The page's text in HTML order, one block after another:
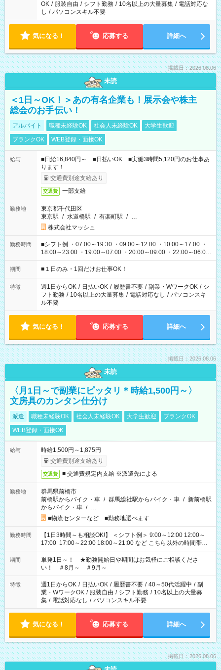
OK / 服装自由 / シフト勤務 / 10名以上の大量募集 / 電話対応な
し / パソコンスキル不要
気になる！ 応募する 詳細へ
掲載日：2026.08.06
未読
＜1日～OK！＞あの有名企業も！展示会や株主
総会のお手伝い！
アルバイト 職種未経験OK 社会人未経験OK
大学生歓迎
ブランクOK
WEB登録・面接OK
給与
■日給16,840円～ ■日払いOK ■実働3時間5,120円のお仕事あ
ります！
交通費別途支給あり
交通費 一部支給
勤務地
東京都千代田区
東京駅 / 水道橋駅 / 有楽町駅 / …
株式会社マッシュ
勤務時間
■シフト例 ・07:00～19:30 ・09:00～12:00 ・10:00～17:00 ・
18:00～23:00 ・19:00～07:00 ・20:00～09:00 ・22:00～06:00
etc ★最短で3時間で5,120円のお仕事から 15時間で2万円近く稼
げるお仕事も！ ご希望のお時間に合わせてご紹介！ ※シフトは
ください！
期間 ■１日のみ・1回だけお仕事OK！
特徴 週1日からOK / 日払いOK / 履歴書不要 / 副業・WワークOK / シ
フト勤務 / 10名以上の大量募集 / 電話対応なし / パソコンスキ
ル不要
気になる！ 応募する 詳細へ
掲載日：2026.08.06
未読
〈月1日～で副業にピッタリ＊時給1,500円～〉
文房具のカンタン仕分け
派遣 職種未経験OK 社会人未経験OK 大学生歓迎
ブランクOK
WEB登録・面接OK
給与
時給1,500円～1,875円
交通費別途支給あり
交通費 ■ 交通費規定内支給 ※派遣先による
勤務地
群馬県前橋市
前橋駅からバイク・車 / 群馬総社駅からバイク・車 / 新前橋駅
からバイク・車 / …
■物流センターなど ■勤務地選べます
勤務時間
【1日3時間～も相談OK!】 ＜シフト例＞ 9:00～12:00 12:00～
17:00 17:00～22:00 18:00～21:00 など こちら以外の時間帯も
お気軽にご相談ください！
期間
単発1日～！ ★勤務開始日や期間はお気軽にご相談くださ
い！ ＃8月～ ＃9月～
特徴 週1日からOK / 日払いOK / 履歴書不要 / 40～50代活躍中 / 副
業・WワークOK / 服装自由 / シフト勤務 / 10名以上の大量募
集 / 電話対応なし / パソコンスキル不要
気になる！ 応募する 詳細へ
掲載日：2026.08.06